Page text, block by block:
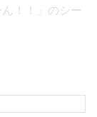
！！」のシー